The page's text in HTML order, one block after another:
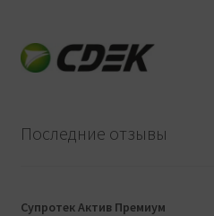
Последние отзывы
Супротек Актив Премиум